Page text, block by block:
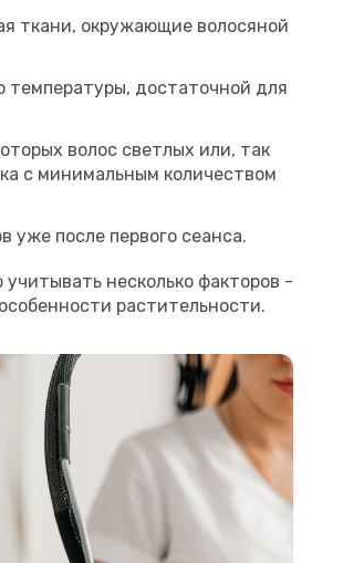
ткани, окружающие волосяной
температуры, достаточной для
волос светлых или, так
с минимальным количеством
уже после первого сеанса.
несколько факторов -
растительности.